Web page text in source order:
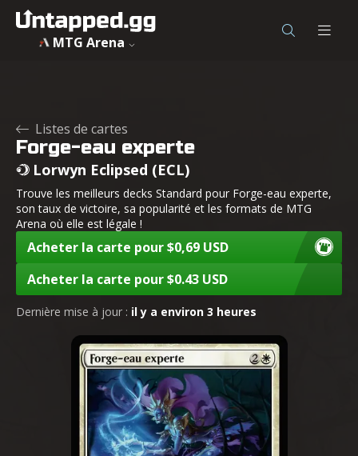
MTG Arena
Listes de cartes
Forge-eau experte
Lorwyn Eclipsed (ECL)
Trouve les meilleurs decks Standard pour Forge-eau experte,
son taux de victoire, sa popularité et les formats de MTG
Arena où elle est légale !
Acheter la carte pour $0,69 USD
Acheter la carte pour $0.43 USD
Dernière mise à jour : il y a environ 3 heures